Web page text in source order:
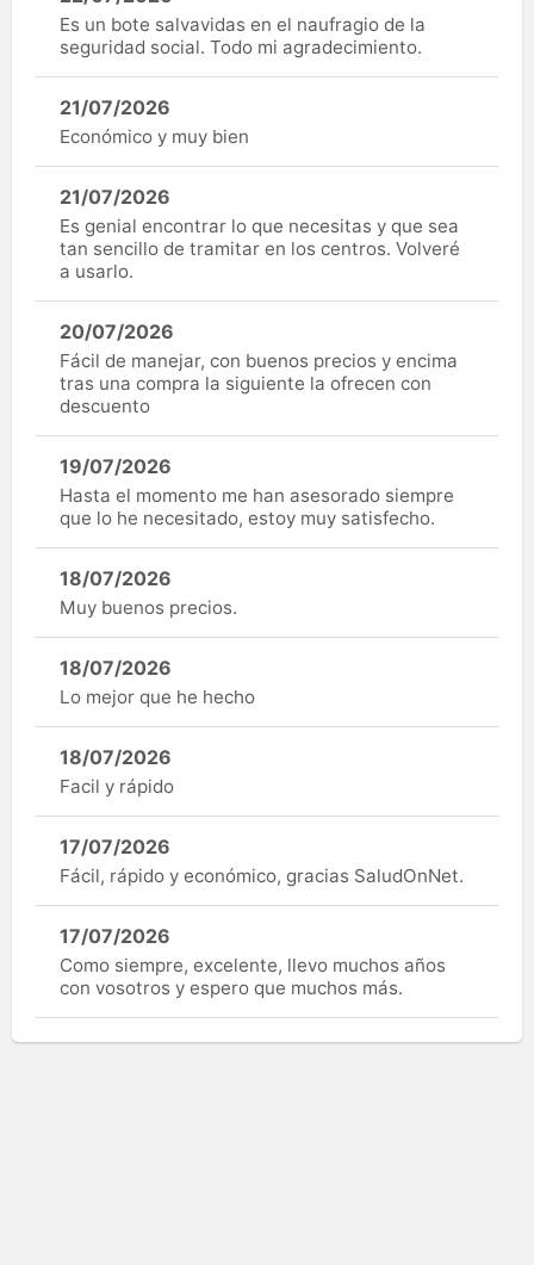
Es un bote salvavidas en el naufragio de la
seguridad social. Todo mi agradecimiento.
21/07/2026
Económico y muy bien
21/07/2026
Es genial encontrar lo que necesitas y que sea
tan sencillo de tramitar en los centros. Volveré
a usarlo.
20/07/2026
Fácil de manejar, con buenos precios y encima
tras una compra la siguiente la ofrecen con
descuento
19/07/2026
Hasta el momento me han asesorado siempre
que lo he necesitado, estoy muy satisfecho.
18/07/2026
Muy buenos precios.
18/07/2026
Lo mejor que he hecho
18/07/2026
Facil y rápido
17/07/2026
Fácil, rápido y económico, gracias SaludOnNet.
17/07/2026
Como siempre, excelente, llevo muchos años
con vosotros y espero que muchos más.